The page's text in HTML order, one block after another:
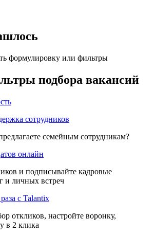
формулировку или фильтры
подбора вакансий
сотрудников
семейным сотрудникам?
онлайн
и подписывайте кадровые
и личных встреч
с Talantix
откликов, настройте воронку,
в 2 клика